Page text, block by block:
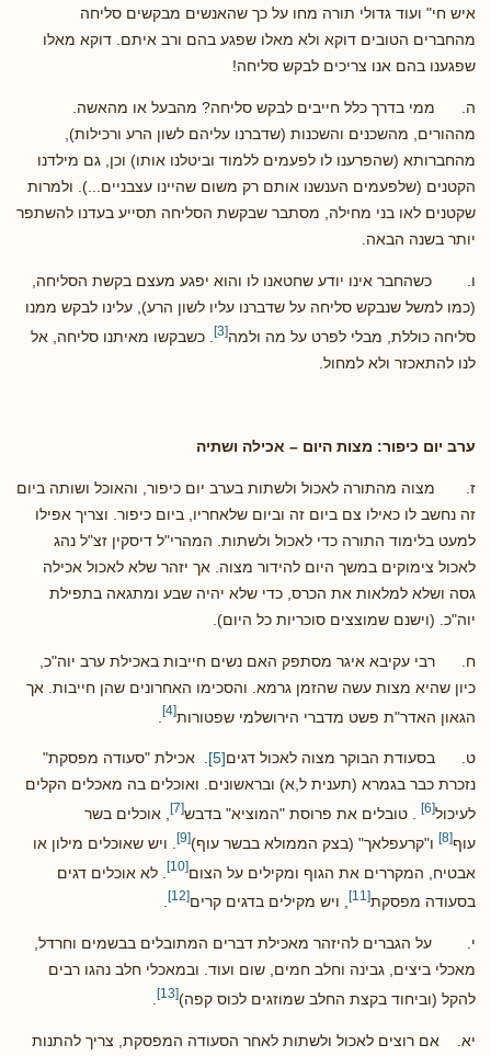
איש חי" ועוד גדולי תורה מחו על כך שהאנשים מבקשים סליחה
מהחברים הטובים דוקא ולא מאלו שפגע בהם ורב איתם. דוקא מאלו
שפגענו בהם אנו צריכים לבקש סליחה!
ה. ממי בדרך כלל חייבים לבקש סליחה? מהבעל או מהאשה.
מההורים, מהשכנים והשכנות (שדברנו עליהם לשון הרע ורכילות),
מהחברותא (שהפרענו לו לפעמים ללמוד וביטלנו אותו) וכן, גם מילדנו
הקטנים (שלפעמים הענשנו אותם רק משום שהיינו עצבניים...). ולמרות
שקטנים לאו בני מחילה, מסתבר שבקשת הסליחה תסייע בעדנו להשתפר
יותר בשנה הבאה.
ו. כשהחבר אינו יודע שחטאנו לו והוא יפגע מעצם בקשת הסליחה,
(כמו למשל שנבקש סליחה על שדברנו עליו לשון הרע), עלינו לבקש ממנו
סליחה כוללת, מבלי לפרט על מה ולמה[3]
. כשבקשו מאיתנו סליחה, אל
לנו להתאכזר ולא למחול.
ערב יום כיפור: מצות היום – אכילה ושתיה
ז. מצוה מהתורה לאכול ולשתות בערב יום כיפור, והאוכל ושותה ביום
זה נחשב לו כאילו צם ביום זה וביום שלאחריו, ביום כיפור. וצריך אפילו
למעט בלימוד התורה כדי לאכול ולשתות. המהרי"ל דיסקין זצ"ל נהג
לאכול צימוקים במשך היום להידור מצוה. אך יזהר שלא לאכול אכילה
גסה ושלא למלאות את הכרס, כדי שלא יהיה שבע ומתגאה בתפילת
יוה"כ. (וישנם שמוצצים סוכריות כל היום).
ח. רבי עקיבא איגר מסתפק האם נשים חייבות באכילת ערב יוה"כ,
כיון שהיא מצות עשה שהזמן גרמא. והסכימו האחרונים שהן חייבות. אך
הגאון האדר"ת פשט מדברי הירושלמי שפטורות[4]
ט. בסעודת הבוקר מצוה לאכול דגים[5]
. אכילת "סעודה מפסקת"
נזכרת כבר בגמרא (תענית ל,א) ובראשונים. ואוכלים בה מאכלים הקלים
לעיכול[6] . טובלים את פרוסת "המוציא" בדבש[7]
, אוכלים בשר
עוף[8] ו"קרעפלאך" (בצק הממולא בבשר עוף)[9]
. ויש שאוכלים מילון או
אבטיח, המקררים את הגוף ומקילים על הצום[10]
. לא אוכלים דגים
בסעודה מפסקת[11] , ויש מקילים בדגים קרים[12]
י. על הגברים להיזהר מאכילת דברים המתובלים בבשמים וחרדל,
מאכלי ביצים, גבינה וחלב חמים, שום ועוד. ובמאכלי חלב נהגו רבים
להקל (וביחוד בקצת החלב שמוזגים לכוס קפה)[13]
יא. אם רוצים לאכול ולשתות לאחר הסעודה המפסקת, צריך להתנות